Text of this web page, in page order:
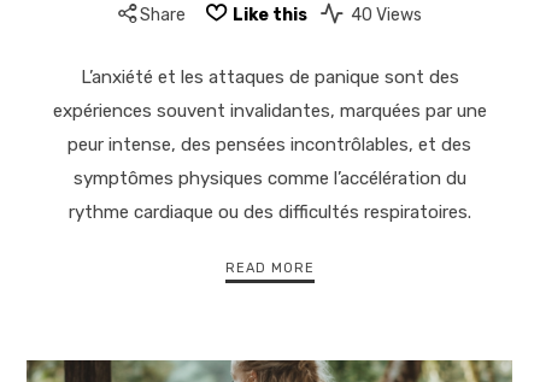
Share Like this 40 Views
L’anxiété et les attaques de panique sont des
expériences souvent invalidantes, marquées par une
peur intense, des pensées incontrôlables, et des
symptômes physiques comme l’accélération du
rythme cardiaque ou des difficultés respiratoires.
READ MORE